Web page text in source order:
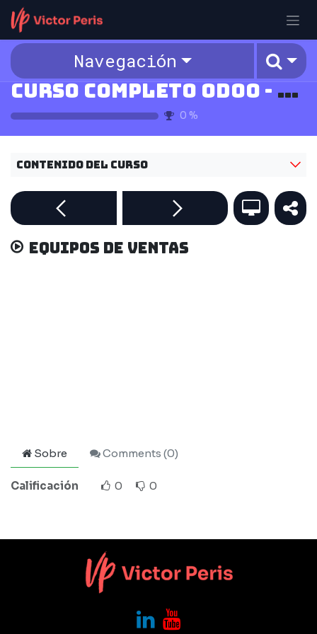
Ir al contenido
Navegación
Curso Completo Odoo - v18
0 %
Contenido del curso
Equipos de ventas
Sobre Comments (0)
Calificación 0 0